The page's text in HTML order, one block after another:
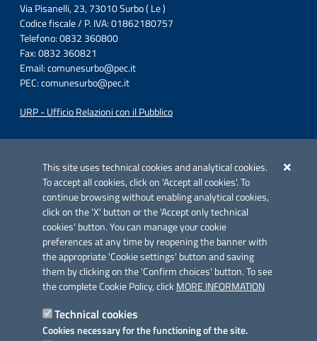
This site uses technical cookies and analytical cookies.
To accept all cookies, click on 'Accept all cookies'. To
continue browsing without enabling analytical cookies,
click on the 'X' button or the 'Accept only technical
cookies' button. You can manage your cookie
preferences at any time by reopening the banner with
the appropriate 'Cookie settings' button and saving
them by clicking on the 'Confirm choices' button. To see
the complete Cookie Policy, clickMORE INFORMATION
Technical cookies
Cookies necessary for the functioning of the site.
Via Pisanelli, 23, 73010 Surbo ( Le )
Codice fiscale / P. IVA: 01862180757
Telefono: 0832 360800
Fax: 0832 360821
Email:comunesurbo@pec.it
PEC:comunesurbo@pec.it
URP - Ufficio Relazioni con il Pubblico
Azione 2.3.
Link utili
Informativa privacy
Dichiarazione di accessibilità